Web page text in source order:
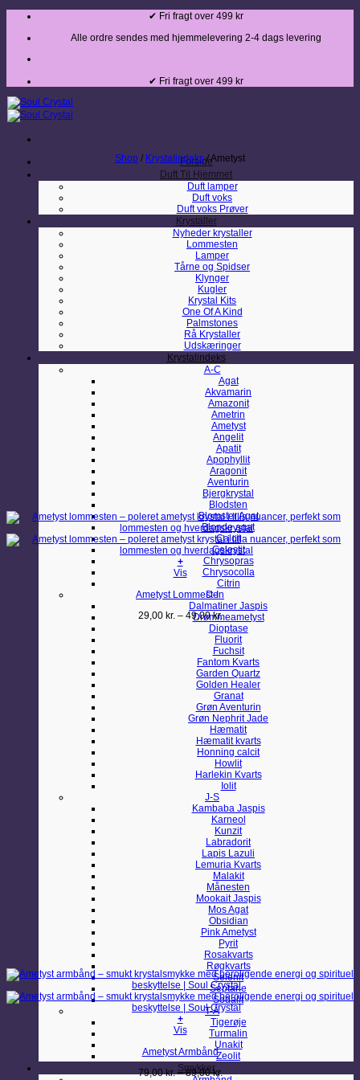
Fortsæt
indhold
✔ Fri fragt over 499 kr
Alle ordre sendes med hjemmelevering 2-4 dags levering
✔ Fri fragt over 499 kr
Forside
Duft Til Hjemmet
Duft lamper
Duft voks
Duft voks Prøver
Krystaller
Nyheder krystaller
Lommesten
Lamper
Tårne og Spidser
Klynger
Kugler
Krystal Kits
One Of A Kind
Palmstones
Rå Krystaller
Udskæringer
Krystalindeks
A-C
Agat
Akvamarin
Amazonit
Ametrin
Ametyst
Angelit
Apatit
Apophyllit
Aragonit
Aventurin
Bjergkrystal
Blodsten
Blomster Agat
Blonde agat
Calcit
Celestit
Chrysopras
Chrysocolla
Citrin
D-I
Dalmatiner Jaspis
Drømmeametyst
Dioptase
Fluorit
Fuchsit
Fantom Kvarts
Garden Quartz
Golden Healer
Granat
Grøn Aventurin
Grøn Nephrit Jade
Hæmatit
Hæmatit kvarts
Honning calcit
Howlit
Harlekin Kvarts
Iolit
J-S
Kambaba Jaspis
Karneol
Kunzit
Labradorit
Lapis Lazuli
Lemuria Kvarts
Malakit
Månesten
Mookait Jaspis
Mos Agat
Obsidian
Pink Ametyst
Pyrit
Rosakvarts
Røgkvarts
Selenit
Septarie
Sodalit
T-Å
Tigerøje
Turmalin
Unakit
Zeolit
Smykker
Shop / Krystalindeks /Ametyst
+
Dette
har
flere
varianter.
Mulighederne
varesiden
Vis
Ametyst Lommesten
29,00 kr. – 49,00kr.Prisinterval:
29,00 kr.
til
49,00 kr.
+
Dette
har
flere
varianter.
Vis
Ametyst Armbånd
79,00kr. – 89,00kr.Prisinterval: